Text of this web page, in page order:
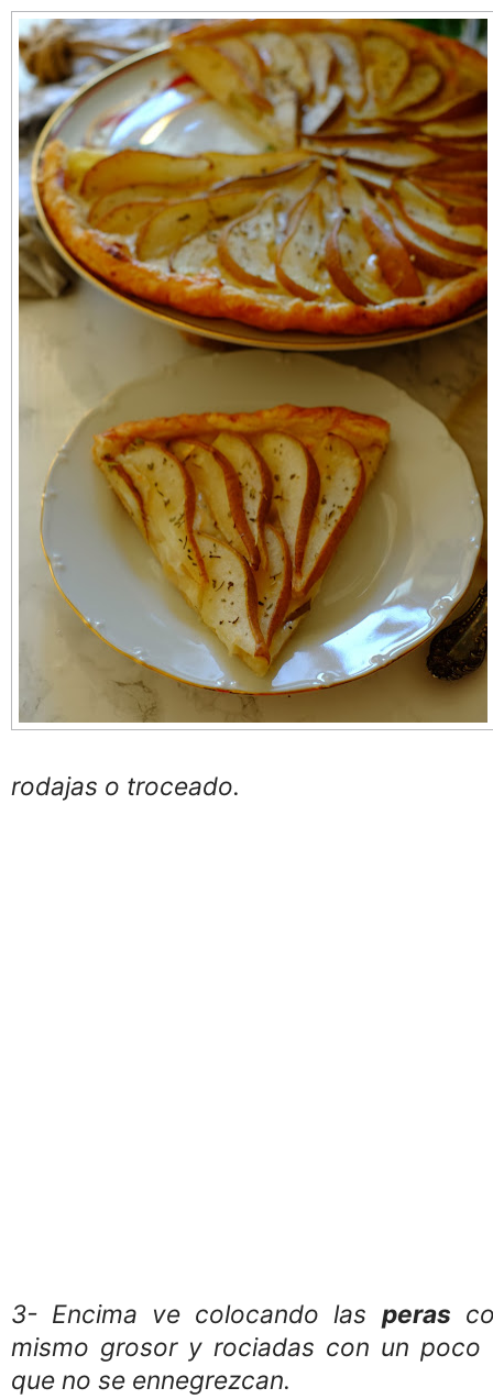
rodajas o troceado.
3- Encima ve colocando las peras
mismo grosor y rociadas con un
que no se ennegrezcan.